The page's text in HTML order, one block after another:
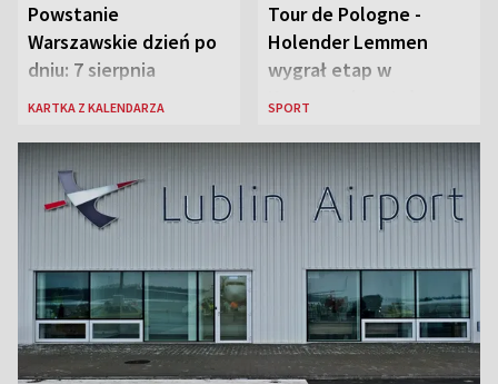
Powstanie
Warszawskie dzień po
dniu: 7 sierpnia
KARTKA Z KALENDARZA
Tour de Pologne -
Holender Lemmen
wygrał etap w
Karpaczu i został
SPORT